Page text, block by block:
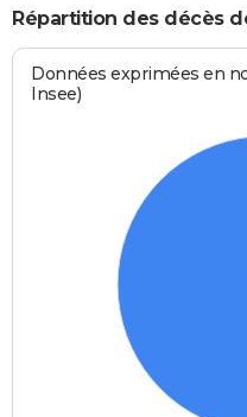
Répartition des décès
Données exprimées en
Insee)